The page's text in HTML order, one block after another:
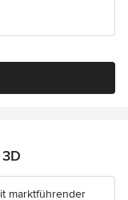
marktführender